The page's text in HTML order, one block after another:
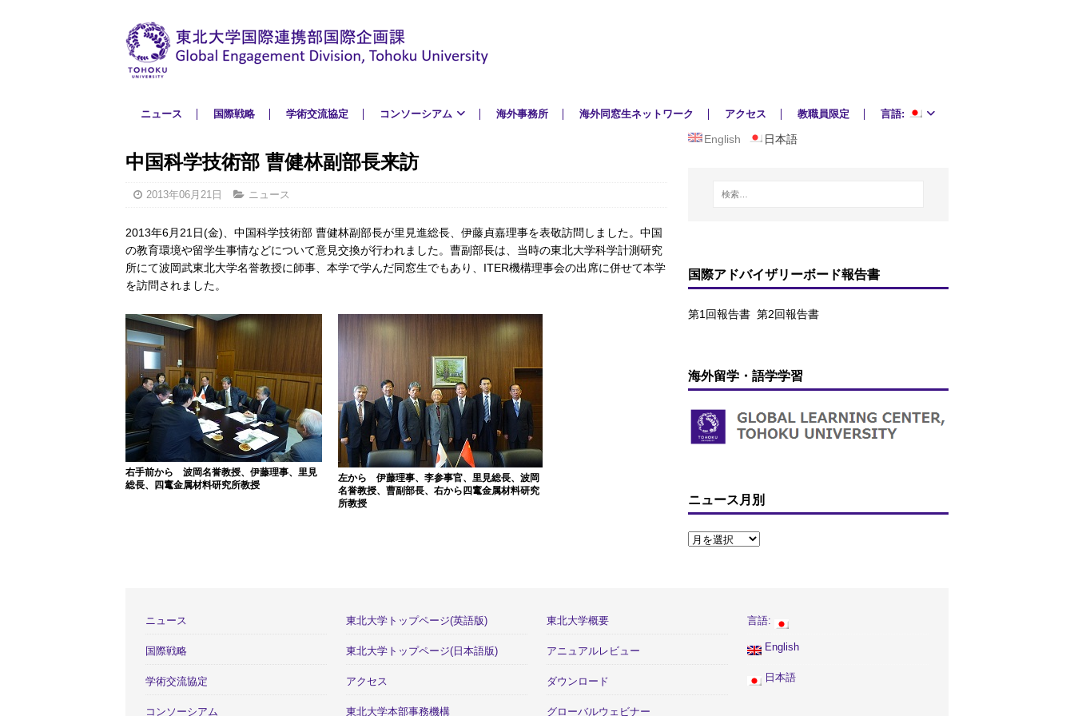
ニュース 国際戦略 学術交流協定 コンソーシアム 海外事務所 海外同窓生ネットワーク アクセス 教職員限定 言語:
中国科学技術部 曹健林副部長来訪
2013年06月21日 ニュース
2013年6月21日(金)、中国科学技術部 曹健林副部長が里見進総長、伊藤貞嘉理事を表敬訪問しました。中国
の教育環境や留学生事情などについて意見交換が行われました。曹副部長は、当時の東北大学科学計測研究
所にて波岡武東北大学名誉教授に師事、本学で学んだ同窓生でもあり、ITER機構理事会の出席に併せて本学
を訪問されました。
右手前から 波岡名誉教授、伊藤理事、里見
総長、四竃金属材料研究所教授
左から 伊藤理事、李参事官、里見総長、波岡
名誉教授、曹副部長、右から四竃金属材料研究
所教授
English 日本語
国際アドバイザリーボード報告書
第1回報告書 第2回報告書
海外留学・語学学習
ニュース月別
ニュース
国際戦略
学術交流協定
コンソーシアム
東北大学トップページ(英語版)
東北大学トップページ(日本語版)
アクセス
東北大学本部事務機構
東北大学概要
アニュアルレビュー
ダウンロード
グローバルウェビナー
言語:
English
日本語